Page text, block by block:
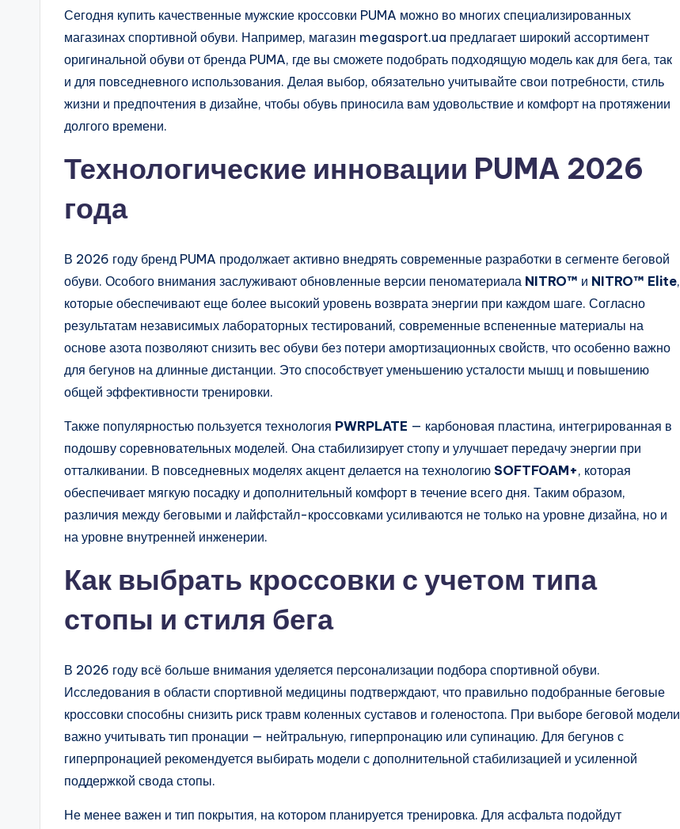
Сегодня купить качественные мужские кроссовки PUMA можно во многих специализированных
магазинах спортивной обуви. Например, магазин megasport.ua предлагает широкий ассортимент
оригинальной обуви от бренда PUMA, где вы сможете подобрать подходящую модель как для бега, так
и для повседневного использования. Делая выбор, обязательно учитывайте свои потребности, стиль
жизни и предпочтения в дизайне, чтобы обувь приносила вам удовольствие и комфорт на протяжении
долгого времени.
Технологические инновации PUMA 2026
года
В 2026 году бренд PUMA продолжает активно внедрять современные разработки в сегменте беговой
обуви. Особого внимания заслуживают обновленные версии пеноматериала NITRO™ и NITRO™ Elite,
которые обеспечивают еще более высокий уровень возврата энергии при каждом шаге. Согласно
результатам независимых лабораторных тестирований, современные вспененные материалы на
основе азота позволяют снизить вес обуви без потери амортизационных свойств, что особенно важно
для бегунов на длинные дистанции. Это способствует уменьшению усталости мышц и повышению
общей эффективности тренировки.
Также популярностью пользуется технология PWRPLATE — карбоновая пластина, интегрированная в
подошву соревновательных моделей. Она стабилизирует стопу и улучшает передачу энергии при
отталкивании. В повседневных моделях акцент делается на технологию SOFTFOAM+, которая
обеспечивает мягкую посадку и дополнительный комфорт в течение всего дня. Таким образом,
различия между беговыми и лайфстайл-кроссовками усиливаются не только на уровне дизайна, но и
на уровне внутренней инженерии.
Как выбрать кроссовки с учетом типа
стопы и стиля бега
В 2026 году всё больше внимания уделяется персонализации подбора спортивной обуви.
Исследования в области спортивной медицины подтверждают, что правильно подобранные беговые
кроссовки способны снизить риск травм коленных суставов и голеностопа. При выборе беговой модели
важно учитывать тип пронации — нейтральную, гиперпронацию или супинацию. Для бегунов с
гиперпронацией рекомендуется выбирать модели с дополнительной стабилизацией и усиленной
поддержкой свода стопы.
Не менее важен и тип покрытия, на котором планируется тренировка. Для асфальта подойдут